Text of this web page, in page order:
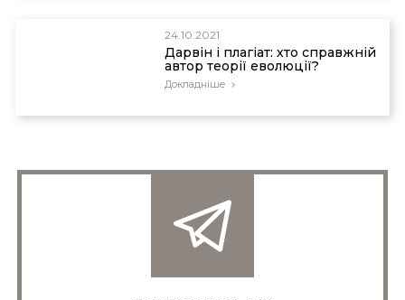
24.10.2021
Дарвін і плагіат: хто справжній
автор теорії еволюції?
Докладніше